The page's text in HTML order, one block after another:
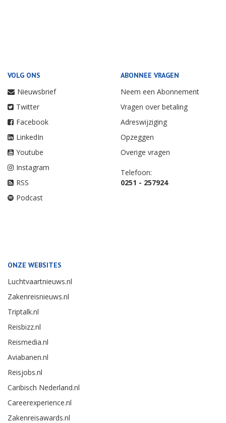
VOLG ONS
Nieuwsbrief
Twitter
Facebook
LinkedIn
Youtube
Instagram
RSS
Podcast
ABONNEE VRAGEN
Neem een Abonnement
Vragen over betaling
Adreswijziging
Opzeggen
Overige vragen
Telefoon:
0251 - 257924
ONZE WEBSITES
Luchtvaartnieuws.nl
Zakenreisnieuws.nl
Triptalk.nl
Reisbizz.nl
Reismedia.nl
Aviabanen.nl
Reisjobs.nl
Caribisch Nederland.nl
Careerexperience.nl
Zakenreisawards.nl